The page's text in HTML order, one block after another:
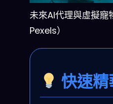
未來AI代理與虛擬寵
Pexels）
快速